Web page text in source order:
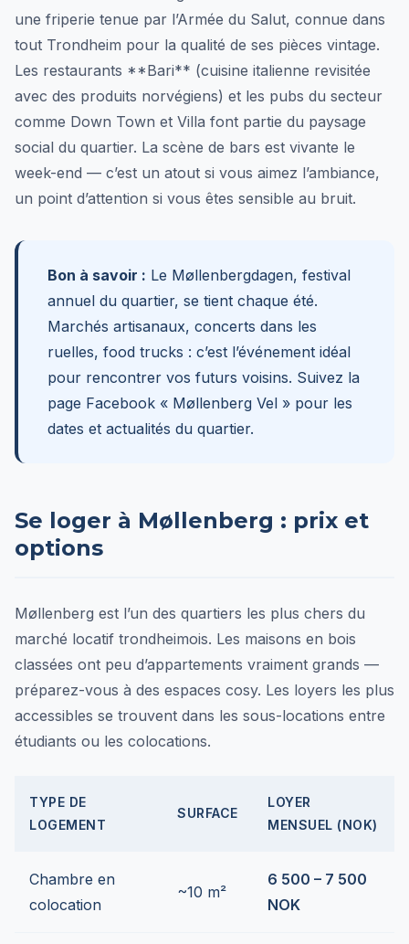
une friperie tenue par l’Armée du Salut, connue dans
tout Trondheim pour la qualité de ses pièces vintage.
Les restaurants **Bari** (cuisine italienne revisitée
avec des produits norvégiens) et les pubs du secteur
comme Down Town et Villa font partie du paysage
social du quartier. La scène de bars est vivante le
week-end — c’est un atout si vous aimez l’ambiance,
un point d’attention si vous êtes sensible au bruit.
Bon à savoir : Le Møllenbergdagen, festival
annuel du quartier, se tient chaque été.
Marchés artisanaux, concerts dans les
ruelles, food trucks : c’est l’événement idéal
pour rencontrer vos futurs voisins. Suivez la
page Facebook « Møllenberg Vel » pour les
dates et actualités du quartier.
Se loger à Møllenberg : prix et
options
Møllenberg est l’un des quartiers les plus chers du
marché locatif trondheimois. Les maisons en bois
classées ont peu d’appartements vraiment grands —
préparez-vous à des espaces cosy. Les loyers les plus
accessibles se trouvent dans les sous-locations entre
étudiants ou les colocations.
TYPE DE
LOGEMENT
SURFACE
LOYER
MENSUEL (NOK)
Chambre en
colocation
~10 m²
6 500 – 7 500
NOK